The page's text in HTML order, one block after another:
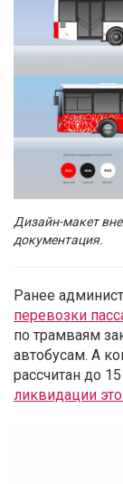
Дизайн-макет
документация.
Ранее
перевозки
по трамваям
автобусам. А
рассчитан до
ликвидации